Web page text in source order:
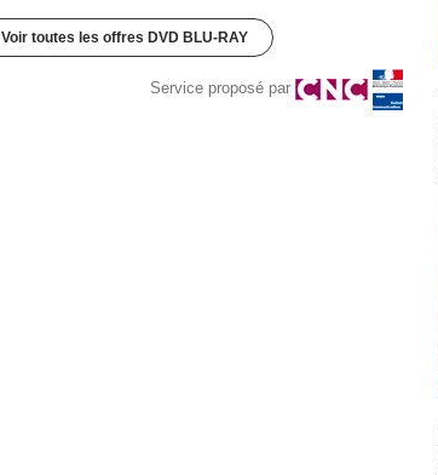
Voir toutes les offres DVD BLU-RAY
Service proposé par